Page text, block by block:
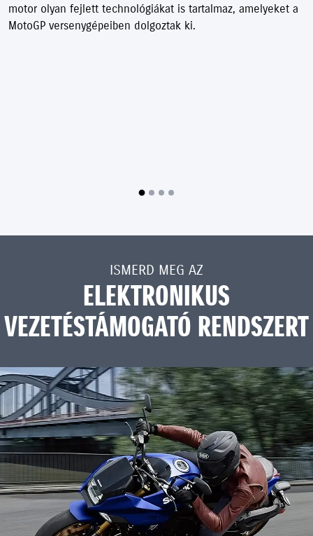
motor olyan fejlett technológiákat is tartalmaz, amelyeket a
MotoGP versenygépeiben dolgoztak ki.
ISMERD MEG AZ
ELEKTRONIKUS
VEZETÉSTÁMOGATÓ RENDSZERT